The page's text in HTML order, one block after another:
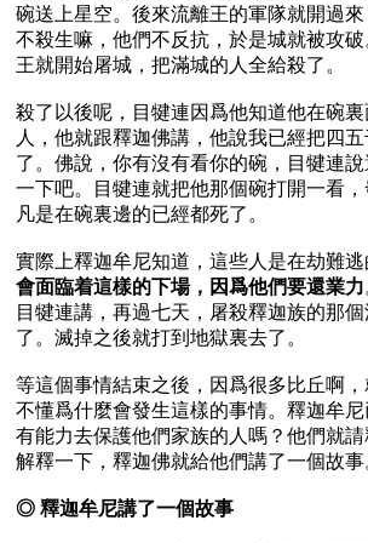
碗送上星空。後來流離王的軍隊就開過
不殺生嘛，他們不反抗，於是城就被攻
王就開始屠城，把滿城的人全給殺了。
殺了以後呢，目犍連因爲他知道他在碗
人，他就跟釋迦佛講，他說我已經把四
了。佛說，你有沒有看你的碗，目犍連
一下吧。目犍連就把他那個碗打開一看，
凡是在碗裏邊的已經都死了。
實際上釋迦牟尼知道，這些人是在劫難
會面臨着這樣的下場，因爲他們要還業力
目犍連講，再過七天，屠殺釋迦族的那
了。滅掉之後就打到地獄裏去了。
等這個事情結束之後，因爲很多比丘啊
不懂爲什麼會發生這樣的事情。釋迦牟
有能力去保護他們家族的人嗎？他們就
解釋一下，釋迦佛就給他們講了一個故事
◎ 釋迦牟尼講了一個故事